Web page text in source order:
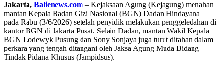
Jakarta, Balienews.com – Kejaksaan Agung (Kejagung) menahan
mantan Kepala Badan Gizi Nasional (BGN) Dadan Hindayana
pada Rabu (3/6/2026) setelah penyidik melakukan penggeledahan di
kantor BGN di Jakarta Pusat. Selain Dadan, mantan Wakil Kepala
BGN Lodewyk Pusung dan Sony Sonjaya juga turut ditahan dalam
perkara yang tengah ditangani oleh Jaksa Agung Muda Bidang
Tindak Pidana Khusus (Jampidsus).